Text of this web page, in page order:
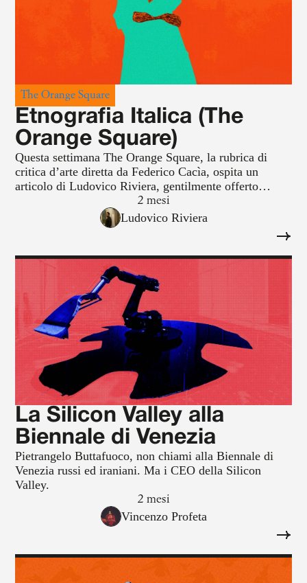
The Orange Square
Etnografia Italica (The
Orange Square)
Questa settimana The Orange Square, la rubrica di
critica d’arte diretta da Federico Cacìa, ospita un
articolo di Ludovico Riviera, gentilmente offerto
dall’autore e tratto dalla sua newsletter Ecfrasi.
2 mesi
Ludovico Riviera
La Silicon Valley alla
Biennale di Venezia
Pietrangelo Buttafuoco, non chiami alla Biennale di
Venezia russi ed iraniani. Ma i CEO della Silicon
Valley.
2 mesi
Vincenzo Profeta